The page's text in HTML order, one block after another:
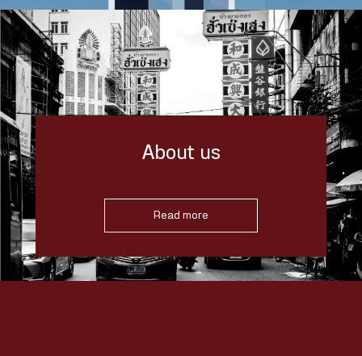
About us
Read more